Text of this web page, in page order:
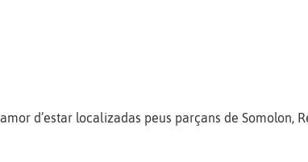
d’estar localizadas peus parçans de Somolon,